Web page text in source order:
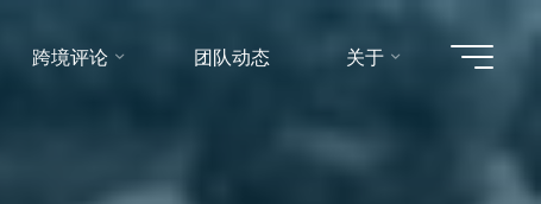
跨境评论 团队动态 关于